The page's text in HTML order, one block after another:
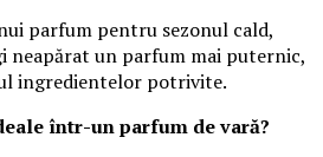
parfum pentru sezonul cald,
neapărat un parfum mai puternic,
ingredientelor potrivite.
într-un parfum de vară?